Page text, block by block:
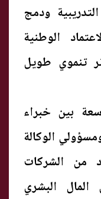
ودمج
الوطنية
تنموي طويل
بين خبراء
الوكالة
من الشركات
البشري